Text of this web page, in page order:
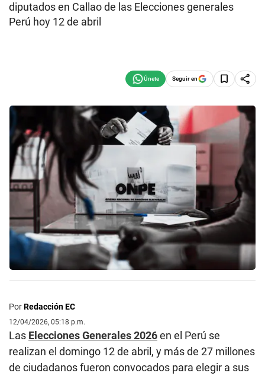
diputados en Callao de las Elecciones generales
Perú hoy 12 de abril
Seguir en
PorRedacción EC
12/04/2026, 05:18 p.m.
Las Elecciones Generales 2026en el Perú se
realizan el domingo 12 de abril, y más de 27 millones
de ciudadanos fueron convocados para elegir a sus